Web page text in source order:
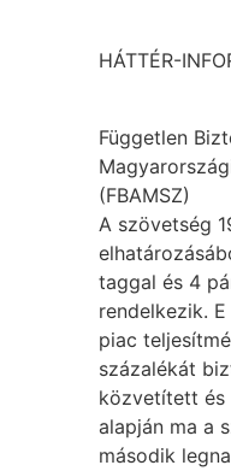
HÁTTÉR-
Független
(FBAMSZ)
A szövetség
taggal és 4
rendelkezik.
piac
százalékát
közvetített és
alapján ma a
második